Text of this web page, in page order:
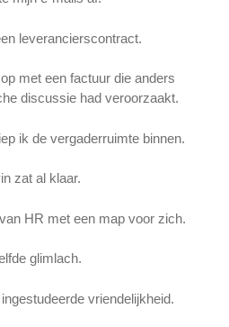
leverancierscontract.
met een factuur die anders
discussie had veroorzaakt.
ik de vergaderruimte binnen.
zat al klaar.
HR met een map voor zich.
glimlach.
vriendelijkheid.